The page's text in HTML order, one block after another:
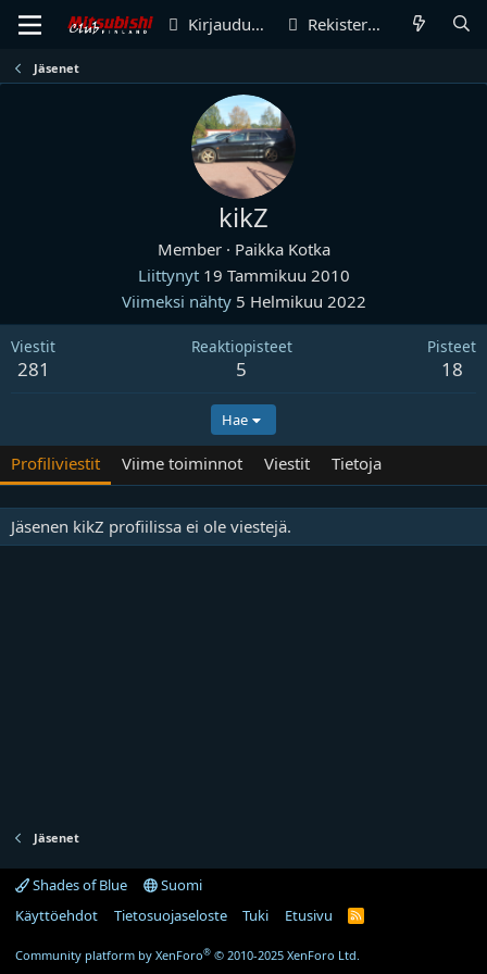
Kirjaudu sisään Rekisteröidy
Jäsenet
kikZ
Member · Paikka Kotka
Liittynyt 19 Tammikuu 2010
Viimeksi nähty 5 Helmikuu 2022
Viestit
281
Reaktiopisteet
5
Pisteet
18
Hae
Profiliviestit Viime toiminnot Viestit Tietoja
Jäsenen kikZ profiilissa ei ole viestejä.
Jäsenet
Shades of Blue
Suomi
Käyttöehdot
Tietosuojaseloste Tuki Etusivu
R
Community platform by XenForo® © 2010-2025 XenForo Ltd.